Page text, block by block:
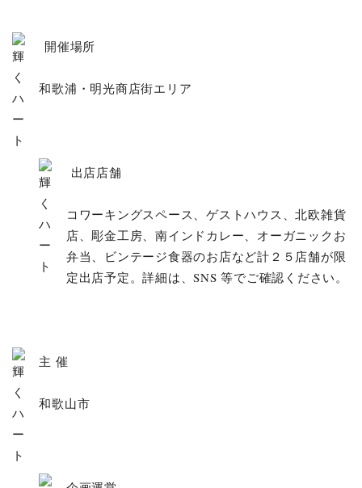
開催場所
和歌浦・明光商店街エリア
出店店舗
コワーキングスペース、ゲストハウス、北欧雑貨
店、彫金工房、南インドカレー、オーガニックお
弁当、ビンテージ食器のお店など計２５店舗が限
定出店予定。詳細は、SNS 等でご確認ください。
主 催
和歌山市